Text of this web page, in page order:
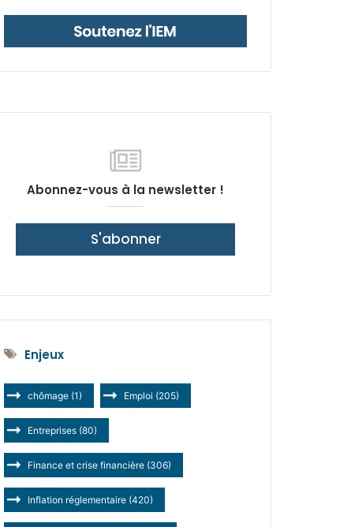
Abonnez-vous à la newsletter !
S'abonner
Enjeux
chômage (1) Emploi (205)
Entreprises (80)
Finance et crise financière (306)
Inflation réglementaire (420)